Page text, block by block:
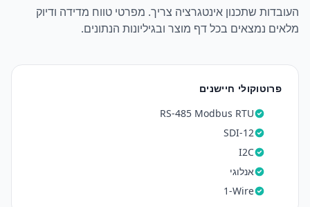
העובדות שתכנון אינטגרציה צריך. מפרטי טווח מדידה ודיוק
מלאים נמצאים בכל דף מוצר ובגיליונות הנתונים.
פרוטוקולי חיישנים
RS-485 Modbus RTU
SDI-12
I2C
אנלוגי
1-Wire